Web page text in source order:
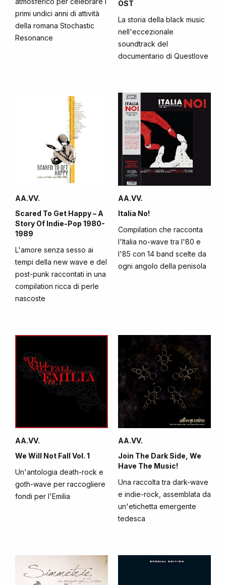
primi undici anni di attività
della romana Stochastic
Resonance
OST
La storia della black music
nell'eccezionale
soundtrack del
documentario di Questlove
AA.VV.
Scared To Get Happy – A
Story Of Indie-Pop 1980-
1989
L'amore senza sesso ai
tempi della new wave e del
post-punk raccontati in una
compilation ricca di perle
nascoste
AA.VV.
Italia No!
Compilation che racconta
l'Italia no-wave tra l'80 e
l'85 con 14 band scelte da
ogni angolo della penisola
AA.VV.
We Will Not Fall Vol. 1
Un'antologia death-rock e
goth-wave per raccogliere
fondi per l'Emilia
AA.VV.
Join The Dark Side, We
Have The Music!
Una raccolta tra dark-wave
e indie-rock, assemblata da
un'etichetta emergente
tedesca